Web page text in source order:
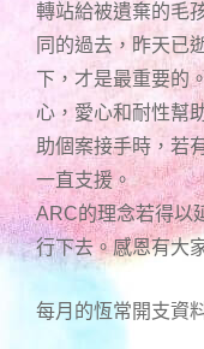
轉站給被遺棄的毛
同的過去，昨天已
下，才是最重要的
心，愛心和耐性幫
助個案接手時，若
一直支援。
ARC的理念若得以
行下去。感恩有大
每月的恆常開支資